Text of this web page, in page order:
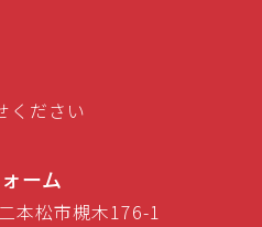
ください
ーム
本松市槻木176-1